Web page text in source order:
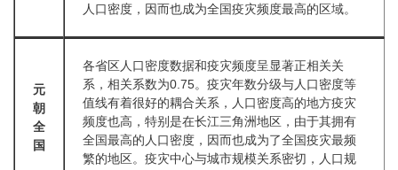
人口密度，因而也成为全国疫灾频度最高的区域。
元
朝
全
国
各省区人口密度数据和疫灾频度呈显著正相关关
系，相关系数为0.75。疫灾年数分级与人口密度等
值线有着很好的耦合关系，人口密度高的地方疫灾
频度也高，特别是在长江三角洲地区，由于其拥有
全国最高的人口密度，因而也成为了全国疫灾最频
繁的地区。疫灾中心与城市规模关系密切，人口规